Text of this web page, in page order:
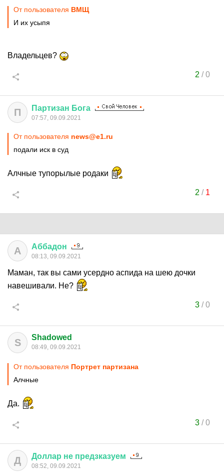
От пользователя ВМЩ
И их усыпя
Владельцев?
2 /0
П Партизан Бога
07:57, 09.09.2021
От пользователя news@e1.ru
подали иск в суд
Алчные тупорылые родаки
2 / 1
А Аббадон
08:13, 09.09.2021
Маман, так вы сами усердно аспида на шею дочки
навешивали. Не?
3/0
S Shadowed
08:49, 09.09.2021
От пользователя Портрет партизана
Алчные
Да.
3/0
Д Доллар не предзказуем
08:52, 09.09.2021